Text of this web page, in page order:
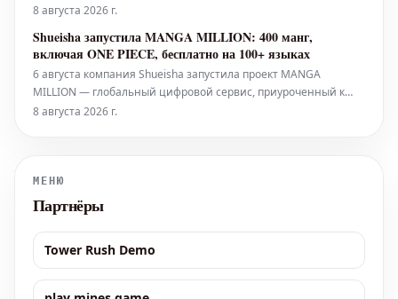
просматриваемым оригинальным фильмом Netflix за всю
атмосферные сцены фильма и его завораживающий
саундтрек также служат идеальным ф
8 августа 2026 г.
Shueisha запустила MANGA MILLION: 400 манг,
включая ONE PIECE, бесплатно на 100+ языках
6 августа компания Shueisha запустила проект MANGA
MILLION — глобальный цифровой сервис, приуроченный к
100-летию компании. Эта платформа предлагает около 400
8 августа 2026 г.
МЕНЮ
Партнёры
Tower Rush Demo